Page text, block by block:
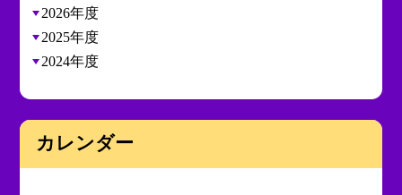
2026年度
2025年度
2024年度
カレンダー